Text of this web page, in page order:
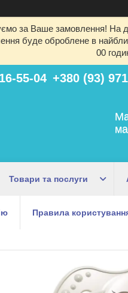
за Ваше замовлення! На
буде оброблене в
00
55-04 +380 (93)
Товари та послуги
Правила